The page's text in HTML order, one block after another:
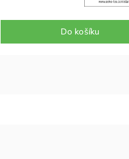
Do košíku